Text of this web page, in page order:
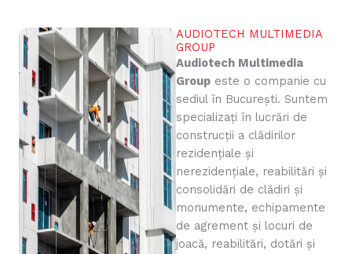
AUDIOTECH MULTIMEDIA
GROUP
Audiotech Multimedia
Group este o companie cu
sediul în București. Suntem
specializați în lucrări de
construcții a clădirilor
rezidențiale și
nerezidențiale, reabilitări și
consolidări de clădiri și
monumente, echipamente
de agrement și locuri de
joacă, reabilitări, dotări și